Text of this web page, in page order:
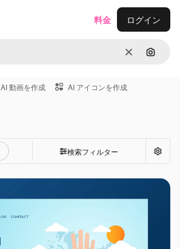
消去 画像で
料金 ログイン
AI 動画を作成 AI アイコンを作成
検索フィルター